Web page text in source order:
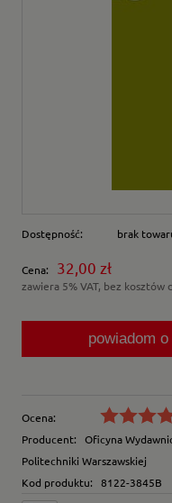
Dostępność: brak
Cena: 32,00 zł
zawiera 5% VAT, bez kosztów
powiadom
Ocena:
Producent:
Oficyna
Politechniki Warszawskiej
Kod produktu:
8122-3845B